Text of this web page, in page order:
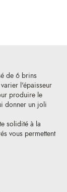
de 6 brins
l'épaisseur
produire le
donner un joli
solidité à la
vous permettent